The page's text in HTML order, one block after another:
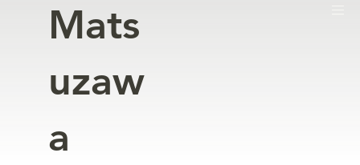
Mats
uzaw
a